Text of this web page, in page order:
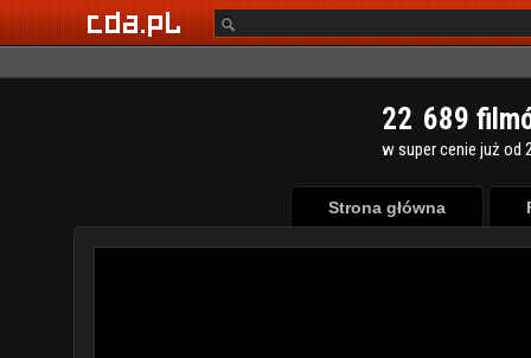
22 689
w super cenie już od
Strona główna